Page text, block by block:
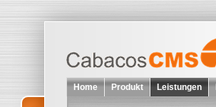
Home Produkt Leistungen